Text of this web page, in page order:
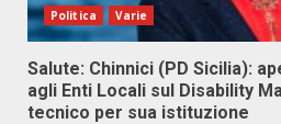
Politica Varie
Salute: Chinnici (PD Sicilia):
agli Enti Locali sul Disability
tecnico per sua istituzione